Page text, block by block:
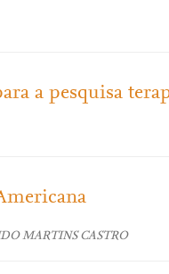
a pesquisa
MARTINS CASTRO